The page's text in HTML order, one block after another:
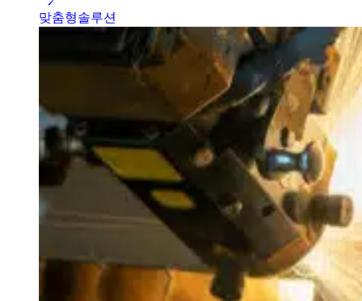
맞춤형솔루션